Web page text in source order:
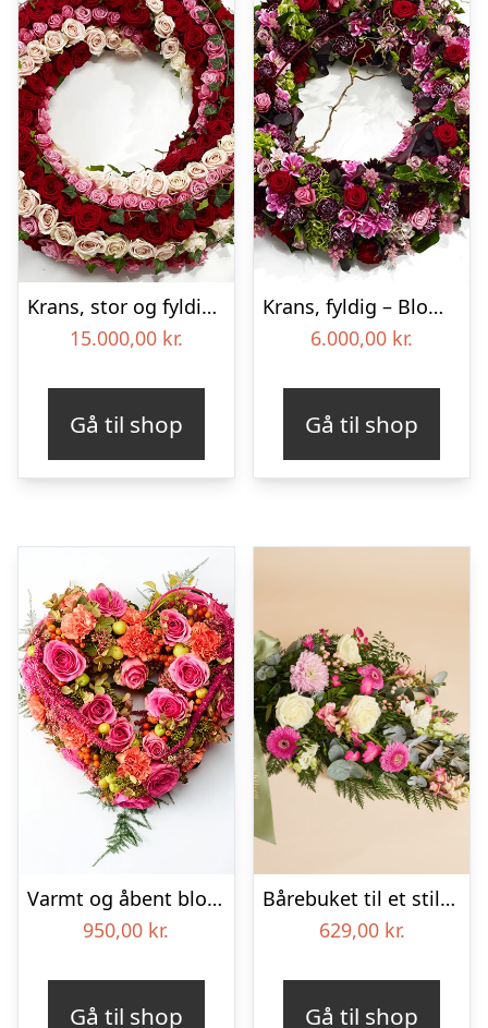
Krans, stor og fyldig – Blomster til begravelse
15.000,00 kr.
Gå til shop
Krans, fyldig – Blomster til begravelse
6.000,00 kr.
Gå til shop
Varmt og åbent blomsterhjerte – Blomster til begravelse
950,00 kr.
Gå til shop
Bårebuket til et stille farvel med bånd
629,00 kr.
Gå til shop